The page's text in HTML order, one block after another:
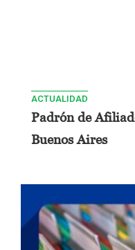
ACTUALIDAD
Padrón de
Buenos Aires